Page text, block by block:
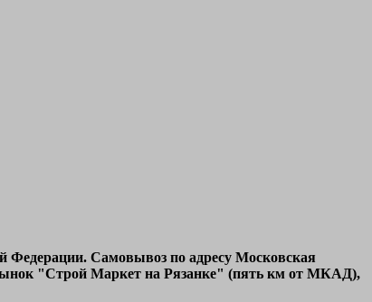
Федерации. Самовывоз по адресу Московская
рынок "Строй Маркет на Рязанке" (пять км от МКАД),